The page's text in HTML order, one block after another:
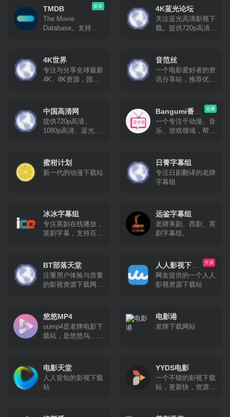
茄新鲜度」，新鲜度
越高代表影片的评分
和影评越高，质量也
就越高。
影库
TMDB
The Movie
Database。支持中
料库
4K蓝光论坛
关注蓝光高清影视下
载。提供720p高清、
清、高清mv最新热
门bt种子磁力链迅雷
下载网站。
4K世界
专注与分享全球最新
4K、8K资源，国内
UHD蓝光原盘、4K
视频、8K视频、4K
壁纸、VR4k、4K电
影下载，4kSJ也是
音范丝
一个电影爱好者的资
讯分享站，推荐优秀
中国高清网
提供720p高清、
1080p高清、蓝光原
门bt种子磁力链迅雷
下载网站，是下载了
解高清电影的不二之
追番
Bangumi番组
计划
一个专注于动漫、音
乐、游戏领域，帮助
蜜柑计划
新一代的动漫下载站
日菁字幕组
专注日剧翻译的老牌
字幕组
冰冰字幕组
专注英剧在线播放，
英剧字幕，支持百度
远鉴字幕组
老牌美剧、西剧、英
剧字幕组。
BT部落天堂
注重用户体验与质量
的影视资源下载网
电影种子资源
开源
人人影视下载
分享
网友提供的一个人人
影视资源下载站
悠悠MP4
uump4是老牌电影下
载站，是悠悠鸟、久
电影港
老牌下载网站
电影天堂
人人皆知的影视下载
站
YYDS电影
一个不错的影视下载
站，更新快，资源